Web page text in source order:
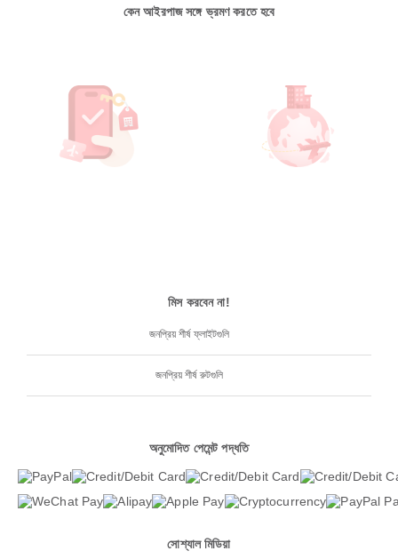
কেন আইরপাজ সঙ্গে ভ্রমণ করতে হবে
মিস করবেন না!
জনপ্রিয় শীর্ষ ফ্লাইটগুলি
জনপ্রিয় শীর্ষ রুটগুলি
অনুমোদিত পেমেন্ট পদ্ধতি
সোশ্যাল মিডিয়া